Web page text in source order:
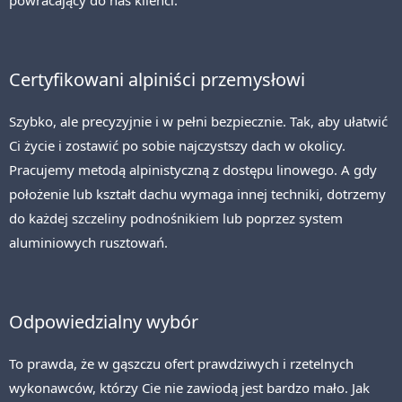
Certyfikowani alpiniści przemysłowi
Szybko, ale precyzyjnie i w pełni bezpiecznie. Tak, aby ułatwić
Ci życie i zostawić po sobie najczystszy dach w okolicy.
Pracujemy metodą alpinistyczną z dostępu linowego. A gdy
położenie lub kształt dachu wymaga innej techniki, dotrzemy
do każdej szczeliny podnośnikiem lub poprzez system
aluminiowych rusztowań.
Odpowiedzialny wybór
To prawda, że w gąszczu ofert prawdziwych i rzetelnych
wykonawców, którzy Cie nie zawiodą jest bardzo mało. Jak